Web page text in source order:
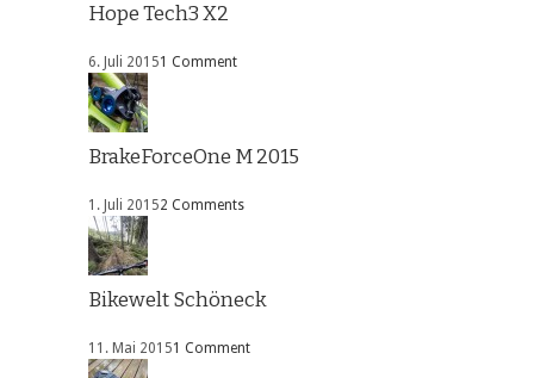
Hope Tech3 X2
6. Juli 20151 Comment
BrakeForceOne M 2015
1. Juli 20152 Comments
Bikewelt Schöneck
11. Mai 20151 Comment